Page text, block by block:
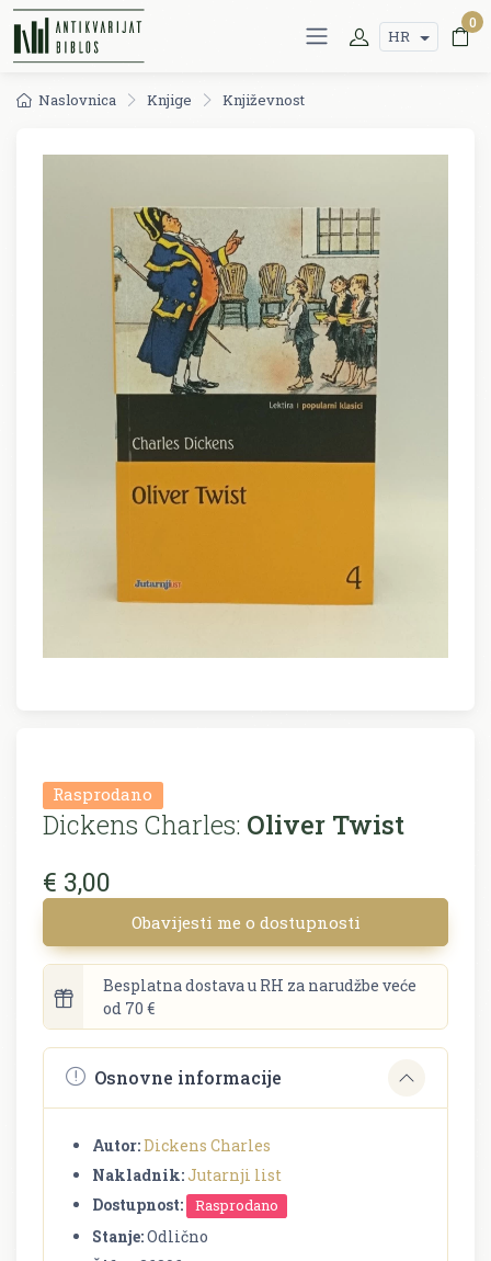
HR
0
Naslovnica Knjige Književnost
Rasprodano
Dickens Charles: Oliver Twist
€ 3,00
Obavijesti me o dostupnosti
Besplatna dostava u RH za narudžbe veće
od 70 €
Osnovne informacije
Autor:Dickens Charles
Nakladnik:Jutarnji list
Dostupnost:
Rasprodano
Stanje:Odlično